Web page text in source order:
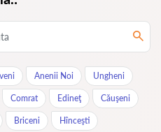
Anenii Noi Ungheni
Comrat Edineţ Căuşeni
Briceni Hînceşti